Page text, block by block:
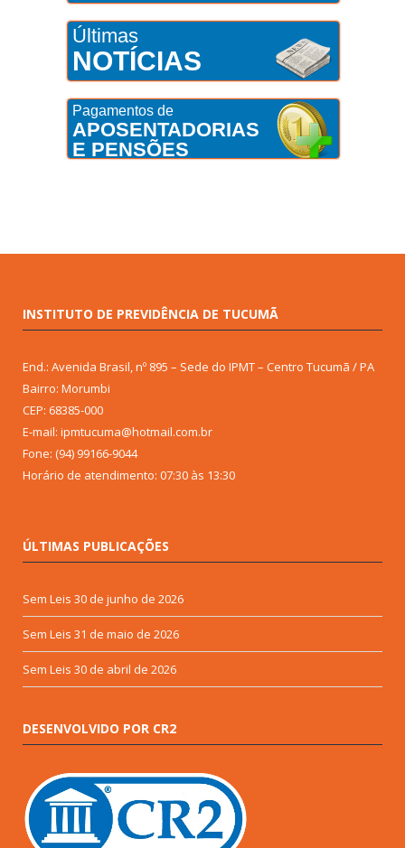
Últimas
NOTÍCIAS
Pagamentos de
APOSENTADORIAS
E PENSÕES
INSTITUTO DE PREVIDÊNCIA DE TUCUMÃ
End.: Avenida Brasil, nº 895 – Sede do IPMT – Centro Tucumã / PA
Bairro: Morumbi
CEP: 68385-000
E-mail: ipmtucuma@hotmail.com.br
Fone: (94) 99166-9044
Horário de atendimento: 07:30 às 13:30
ÚLTIMAS PUBLICAÇÕES
Sem Leis 30 de junho de 2026
Sem Leis 31 de maio de 2026
Sem Leis 30 de abril de 2026
DESENVOLVIDO POR CR2